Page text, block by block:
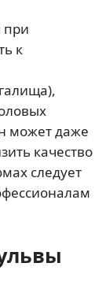
при
к
может даже
качество
следует